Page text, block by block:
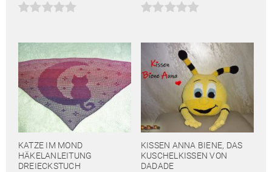
KATZE IM MOND
HÄKELANLEITUNG
DREIECKSTUCH
KISSEN ANNA BIENE, DAS
KUSCHELKISSEN VON
DADADE